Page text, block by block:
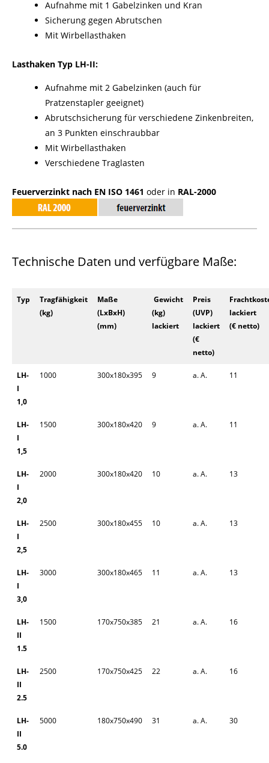
Aufnahme mit 1 Gabelzinken und Kran
Sicherung gegen Abrutschen
Mit Wirbellasthaken
Lasthaken Typ LH-II:
Aufnahme mit 2 Gabelzinken (auch für
Pratzenstapler geeignet)
Abrutschsicherung für verschiedene Zinkenbreiten,
an 3 Punkten einschraubbar
Mit Wirbellasthaken
Verschiedene Traglasten
Feuerverzinkt nach EN ISO 1461 oder in RAL-2000
Technische Daten und verfügbare Maße:
Typ
Tragfähigkeit
(kg)
Maße
(LxBxH)
(mm)
Gewicht
(kg)
lackiert
Preis
(UVP)
lackiert
(€
netto)
lackiert
(€ netto)
LH-
I
1,0
1000 300x180x395 9 a. A. 11
LH-
I
1,5
1500 300x180x420 9 a. A. 11
LH-
I
2,0
2000 300x180x420 10 a. A. 13
LH-
I
2,5
2500 300x180x455 10 a. A. 13
LH-
I
3,0
3000 300x180x465 11 a. A. 13
LH-
II
1.5
1500 170x750x385 21 a. A. 16
LH-
II
2.5
2500 170x750x425 22 a. A. 16
LH-
II
5.0
5000 180x750x490 31 a. A. 30